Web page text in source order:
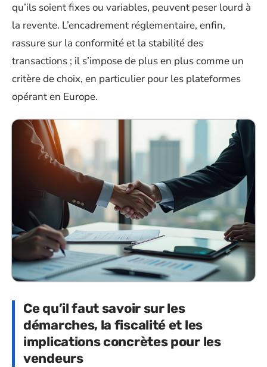
qu’ils soient fixes ou variables, peuvent peser lourd à
la revente. L’encadrement réglementaire, enfin,
rassure sur la conformité et la stabilité des
transactions ; il s’impose de plus en plus comme un
critère de choix, en particulier pour les plateformes
opérant en Europe.
Ce qu’il faut savoir sur les
démarches, la fiscalité et les
implications concrètes pour les
vendeurs